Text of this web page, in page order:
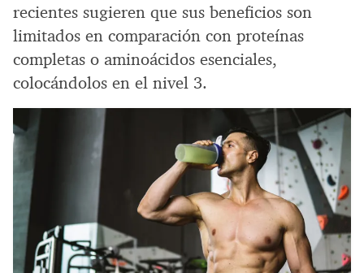
recientes sugieren que sus beneficios son
limitados en comparación con proteínas
completas o aminoácidos esenciales,
colocándolos en el nivel 3.